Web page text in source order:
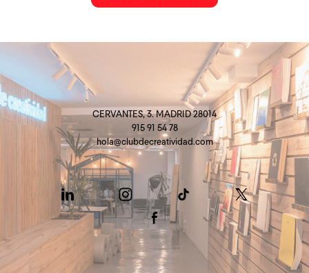
CERVANTES, 3. MADRID 28014
915 91 54 78
hola@clubdecreatividad.com